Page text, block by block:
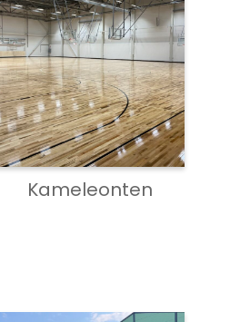
Kameleonten